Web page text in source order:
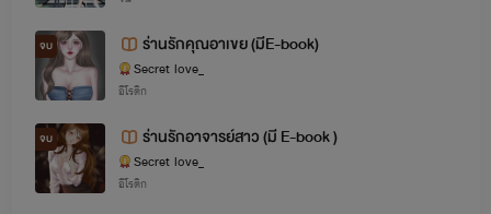
จบ ร่านรักคุณอาเขย (มีE-book)
Secret love_
อีโรติก
จบ ร่านรักอาจารย์สาว (มี E-book )
Secret love_
อีโรติก